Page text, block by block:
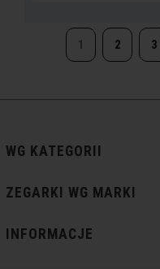
1 2 3
WG KATEGORII
ZEGARKI WG MARKI
INFORMACJE